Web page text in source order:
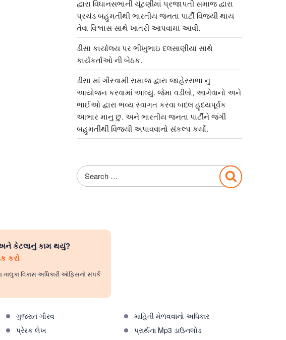
દ્વારા વિધાનસભાની ચૂંટણીમાં પ્રજાપતી સમાજ દ્વારા
પ્રચંડ બહુમતીથી ભારતીય જનતા પાર્ટી વિજયી થાય
તેવા વિશ્વાસ સાથે ખાતરી આપવામાં આવી.
ડીસા કાર્યાલય પર ભીખુભાઇ દલસાણીયા સાથે
કાર્યકર્તાઓ ની બેઠક.
ડીસા માં ગૌસ્વામી સમાજ દ્વારા જાહેરસભા નુ
આયોજન કરવામાં આવ્યું. જેમા વડીલો, આગેવાનો અને
ભાઈઓ દ્વારા ભવ્ય સ્વાગત કરવા બદલ હૃદયપૂર્વક
આભાર માનુ છુ. અને ભારતીય જનતા પાર્ટીને જંગી
બહુમતીથી વિજયી અપાવવાનો સંકલ્પ કર્યો.
Search
for:
Search
અને કેટલાનું કામ થયું?
કરો
વિકાસ અધિકારી ઓફિસનો સંપર્ક
ગુજરાત ગૌરવ
માહિતી મેળવવાનો અધિકાર
પ્રેરક લેખ
પ્રાર્થના Mp3 ડાઉનલોડ